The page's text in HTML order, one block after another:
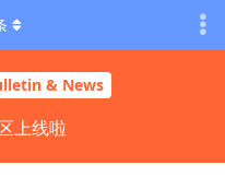
& News
上线啦